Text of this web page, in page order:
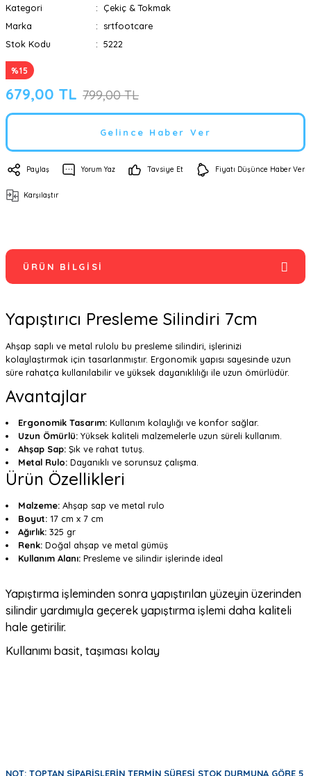
Kategori
Çekiç & Tokmak
Marka
srtfootcare
Stok Kodu
5222
%15
679,00 TL 799,00 TL
Gelince Haber Ver
Paylaş Yorum Yaz Tavsiye Et Fiyatı Düşünce Haber Ver
Karşılaştır
ÜRÜN BILGISI
Yapıştırıcı Presleme Silindiri 7cm
Ahşap saplı ve metal rulolu bu presleme silindiri, işlerinizi
kolaylaştırmak için tasarlanmıştır. Ergonomik yapısı sayesinde uzun
süre rahatça kullanılabilir ve yüksek dayanıklılığı ile uzun ömürlüdür.
Avantajlar
Ergonomik Tasarım:Kullanım kolaylığı ve konfor sağlar.
Uzun Ömürlü:Yüksek kaliteli malzemelerle uzun süreli kullanım.
Ahşap Sap:Şık ve rahat tutuş.
Metal Rulo:Dayanıklı ve sorunsuz çalışma.
Ürün Özellikleri
Malzeme:Ahşap sap ve metal rulo
Boyut:17 cm x 7 cm
Ağırlık:325 gr
Renk:Doğal ahşap ve metal gümüş
Kullanım Alanı:Presleme ve silindir işlerinde ideal
Yapıştırma işleminden sonra yapıştırılan yüzeyin üzerinden
silindir yardımıyla geçerek yapıştırma işlemi daha kaliteli
hale getirilir.
Kullanımı basit, taşıması kolay
NOT: TOPTAN SİPARİŞLERİN TERMİN SÜRESİ STOK DURMUNA GÖRE 5